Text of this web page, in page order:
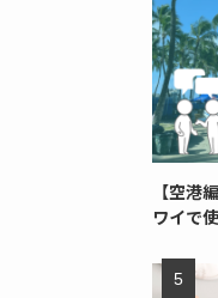
【空港
ワイで